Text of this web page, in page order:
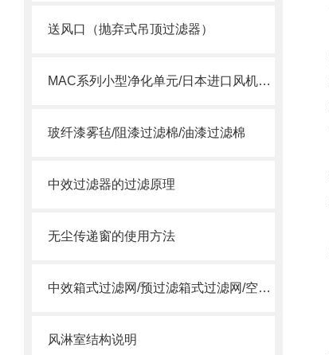
送风口（抛弃式吊顶过滤器）
MAC系列小型净化单元/日本进口风机单元/MAC风机
玻纤漆雾毡/阻漆过滤棉/油漆过滤棉
中效过滤器的过滤原理
无尘传递窗的使用方法
中效箱式过滤网/预过滤箱式过滤网/空调箱中效过滤网
风淋室结构说明